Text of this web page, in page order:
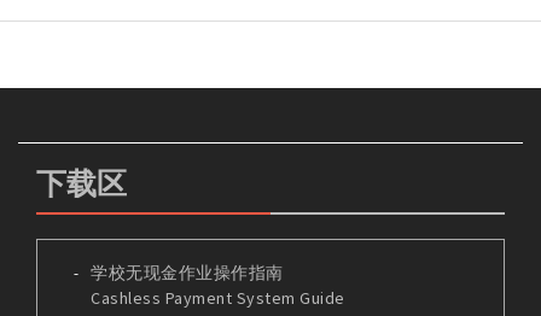
下载区
学校无现金作业操作指南
Cashless Payment System Guide